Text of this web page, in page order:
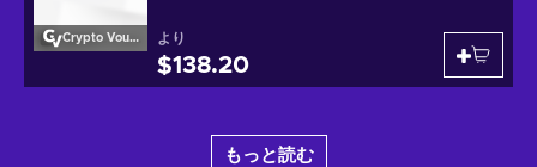
Crypto Voucher より
$138.20
もっと読む